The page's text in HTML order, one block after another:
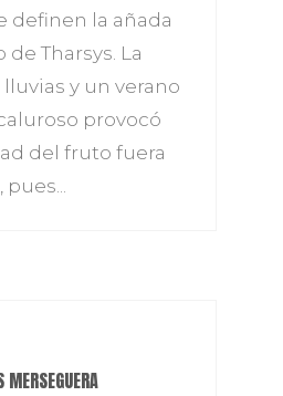
definen la añada
de Tharsys. La
y un verano
provocó
del fruto fuera
MERSEGUERA